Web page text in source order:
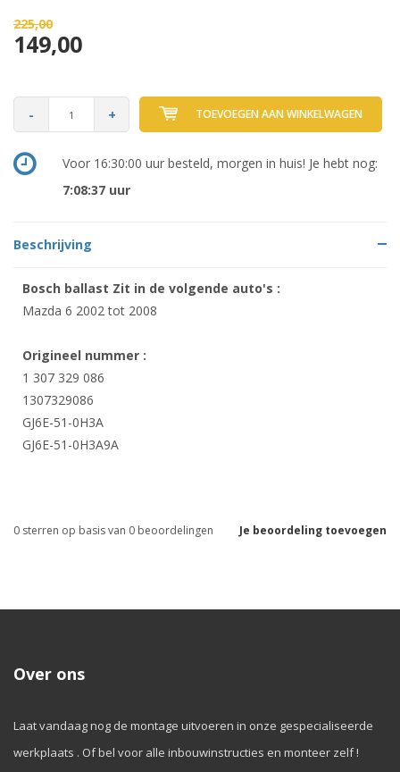
225,00
149,00
- + TOEVOEGEN AAN WINKELWAGEN
Voor 16:30:00 uur besteld, morgen in huis! Je hebt nog:
7:08:37uur
Beschrijving
Bosch ballast Zit in de volgende auto's :
Mazda 6 2002 tot 2008
Origineel nummer :
1 307 329 086
1307329086
GJ6E-51-0H3A
GJ6E-51-0H3A9A
Je beoordeling toevoegen
0 sterren op basis van 0 beoordelingen
Over ons
Laat vandaag nog de montage uitvoeren in onze gespecialiseerde
werkplaats . Of bel voor alle inbouwinstructies en monteer zelf !